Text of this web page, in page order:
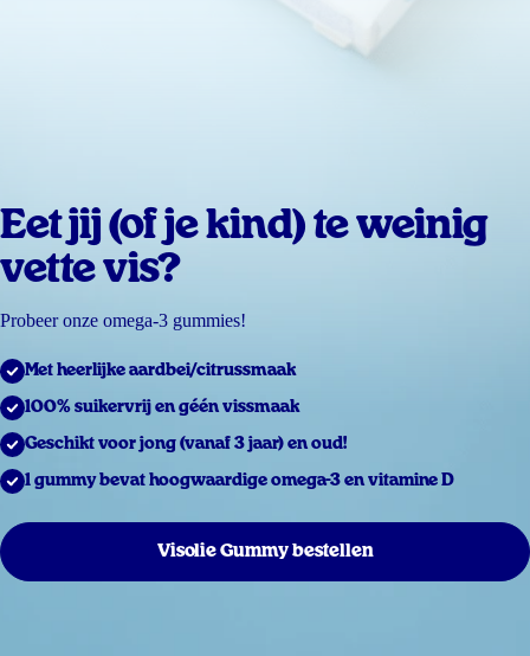
Eet jij (of je kind) te weinig
vette vis?
Probeer onze omega-3 gummies!
Met heerlijke aardbei/citrussmaak
100% suikervrij en géén vissmaak
Geschikt voor jong (vanaf 3 jaar) en oud!
1 gummy bevat hoogwaardige omega-3 en vitamine D
Visolie Gummy bestellen